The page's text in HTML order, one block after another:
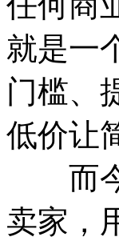
就是一
门槛、
低价让
而今
卖家，